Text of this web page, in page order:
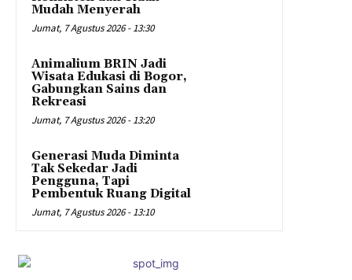
Mudah Menyerah
Jumat, 7 Agustus 2026 - 13:30
Animalium BRIN Jadi
Wisata Edukasi di Bogor,
Gabungkan Sains dan
Rekreasi
Jumat, 7 Agustus 2026 - 13:20
Generasi Muda Diminta
Tak Sekedar Jadi
Pengguna, Tapi
Pembentuk Ruang Digital
Jumat, 7 Agustus 2026 - 13:10